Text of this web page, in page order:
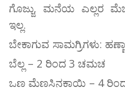
ಗೊಜ್ಜು, ಮನೆಯ ಎಲ್ಲರ
ಇಲ್ಲ.
ಬೇಕಾಗುವ ಸಾಮಗ್ರಿಗಳು:
ಬೆಲ್ಲ – 2 ರಿಂದ 3 ಚಮಚ
ಒಣ ಮೆಣಸಿನಕಾಯಿ – 4